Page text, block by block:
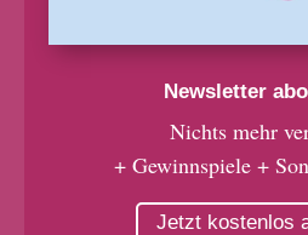
Newsletter
Nichts mehr
+ Gewinnspiele +
Jetzt kostenlos